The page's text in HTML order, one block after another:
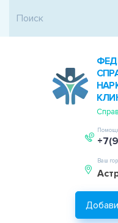
Помощь
Ваш